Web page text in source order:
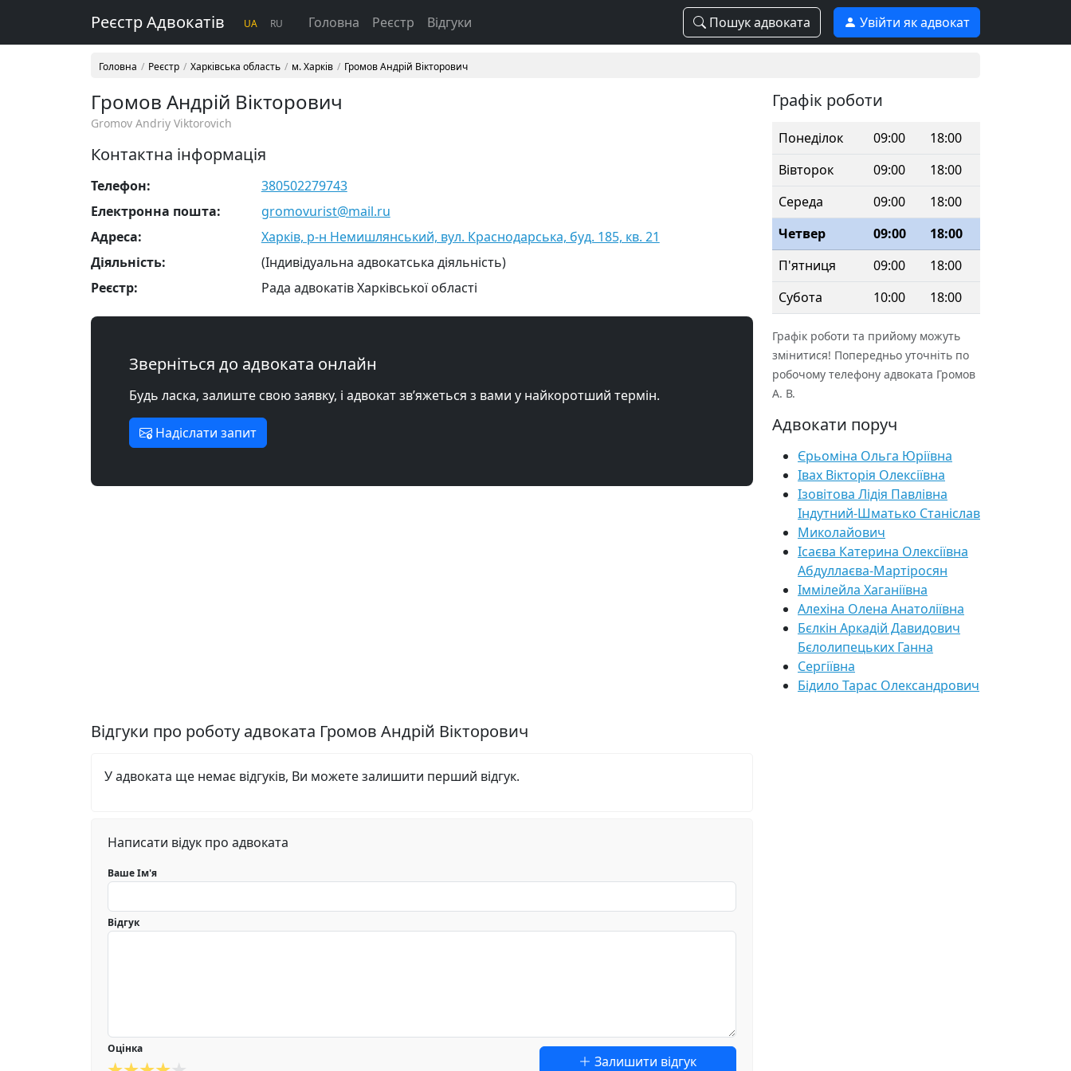
Реєстр Адвокатів UA RU Головна Реєстр Відгуки Пошук адвоката Увійти як адвокат
Головна Реєстр Харківська область м. Харків Громов Андрій Вікторович
Громов Андрій Вікторович
Gromov Andriy Viktorovich
Контактна інформація
Телефон:
380502279743
Електронна пошта:
gromovurist@mail.ru
Адреса:
Харків, р-н Немишлянський, вул. Краснодарська, буд. 185, кв. 21
Діяльність:
(Індивідуальна адвокатська діяльність)
Реєстр:
Рада адвокатів Харківської області
Зверніться до адвоката онлайн
Будь ласка, залиште свою заявку, і адвокат зв’яжеться з вами у найкоротший термін.
Надіслати запит
Відгуки про роботу адвоката Громов Андрій Вікторович
У адвоката ще немає відгуків, Ви можете залишити перший відгук.
Написати відук про адвоката
Ваше Ім'я
Відгук
Оцінка
Залишити відгук
Графік роботи
Понеділок 09:00
18:00
Вівторок
09:00
18:00
Середа
09:00
18:00
Четвер
09:00
18:00
П'ятниця
09:00
18:00
Субота
10:00 18:00
Графік роботи та прийому можуть
змінитися! Попередньо уточніть по
робочому телефону адвоката Громов
А. В.
Адвокати поруч
Єрьоміна Ольга Юріївна
Івах Вікторія Олексіївна
Ізовітова Лідія Павлівна
Індутний-Шматько Станіслав
Миколайович
Ісаєва Катерина Олексіївна
Абдуллаєва-Мартіросян
Іммілейла Хаганіївна
Алехіна Олена Анатоліївна
Бєлкін Аркадій Давидович
Бєлолипецьких Ганна
Сергіївна
Бідило Тарас Олександрович